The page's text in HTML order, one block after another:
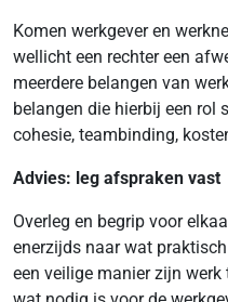
Komen werkgever en
wellicht een rechter een
meerdere belangen van
belangen die hierbij een rol
cohesie, teambinding,
Advies: leg afspraken vast
Overleg en begrip voor
enerzijds naar wat
een veilige manier zijn